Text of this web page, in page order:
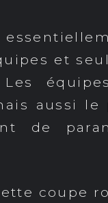
et
aussi
de
coupe